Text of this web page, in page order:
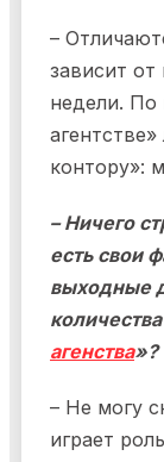
–
зависит от
недели.
контору»:
– Ничего
есть свои
выходные
агенства»?
– Не могу
играет